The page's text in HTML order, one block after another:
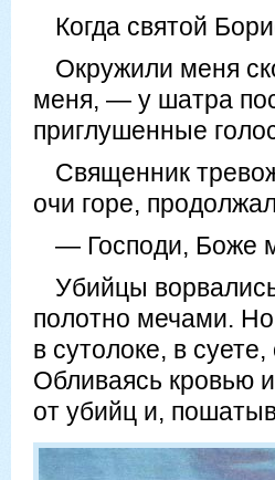
Когда святой
Окружили меня
меня, — у шатра
приглушенные
Священник
очи горе,
— Господи, Боже
Убийцы
полотно мечами.
в сутолоке, в
Обливаясь кровью
от убийц и,